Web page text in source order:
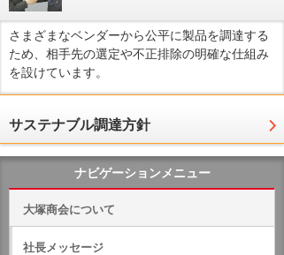
さまざまなベンダーから公平に製品を調達する
ため、相手先の選定や不正排除の明確な仕組み
を設けています。
サステナブル調達方針
ナビゲーションメニュー
大塚商会について
社長メッセージ